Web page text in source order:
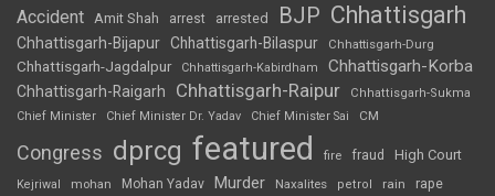
Accident Amit Shah arrest arrested BJP Chhattisgarh
Chhattisgarh-Bijapur Chhattisgarh-Bilaspur Chhattisgarh-Durg
Chhattisgarh-Jagdalpur Chhattisgarh-Kabirdham Chhattisgarh-Korba
Chhattisgarh-Raigarh Chhattisgarh-Raipur
Chhattisgarh-Sukma
Chief Minister
Chief Minister Dr. Yadav Chief Minister Sai CM
Congress dprcg featured fire fraud High Court
Kejriwal mohan Mohan Yadav Murder Naxalites petrol rain rape